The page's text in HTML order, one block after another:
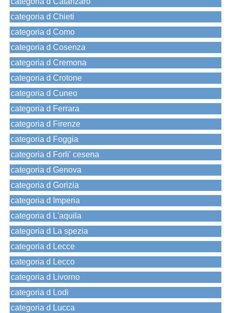
categoria d Chieti
categoria d Como
categoria d Cosenza
categoria d Cremona
categoria d Crotone
categoria d Cuneo
categoria d Ferrara
categoria d Firenze
categoria d Foggia
categoria d Forli' cesena
categoria d Genova
categoria d Gorizia
categoria d Imperia
categoria d L'aquila
categoria d La spezia
categoria d Lecce
categoria d Lecco
categoria d Livorno
categoria d Lodi
categoria d Lucca